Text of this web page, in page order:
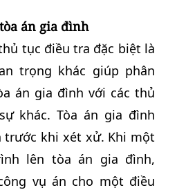
án gia đình
tục điều tra đặc biệt là
trọng khác giúp phân
án gia đình với các thủ
khác. Tòa án gia đình
trước khi xét xử. Khi một
lên tòa án gia đình,
vụ án cho một điều